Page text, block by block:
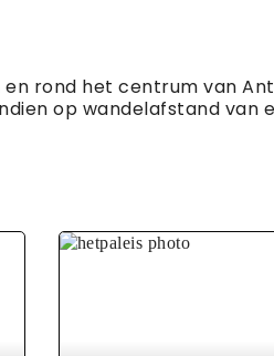
rond het centrum van
op wandelafstand